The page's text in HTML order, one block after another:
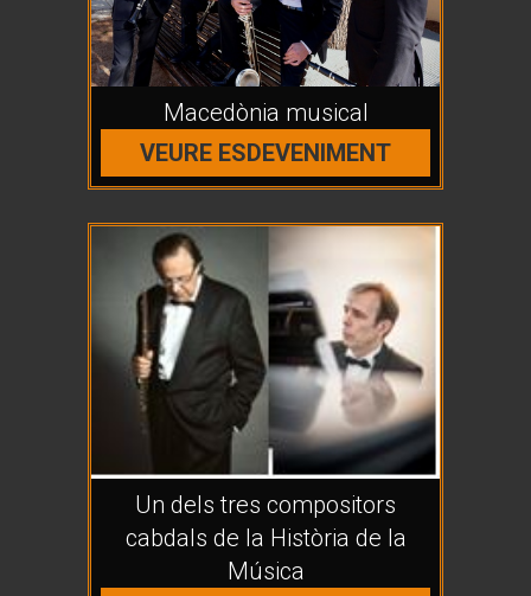
Macedònia musical
VEURE ESDEVENIMENT
Un dels tres compositors
cabdals de la Història de la
Música